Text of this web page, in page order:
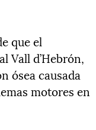
que el
Vall d’Hebrón,
ósea causada
motores en